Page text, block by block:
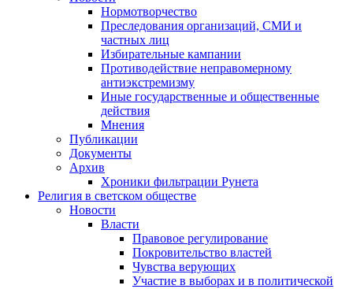
Нормотворчество
Преследования организаций, СМИ и
частных лиц
Избирательные кампании
Противодействие неправомерному
антиэкстремизму
Иные государственные и общественные
действия
Мнения
Публикации
Документы
Архив
Хроники фильтрации Рунета
Религия в светском обществе
Новости
Власти
Правовое регулирование
Покровительство властей
Чувства верующих
Участие в выборах и в политической